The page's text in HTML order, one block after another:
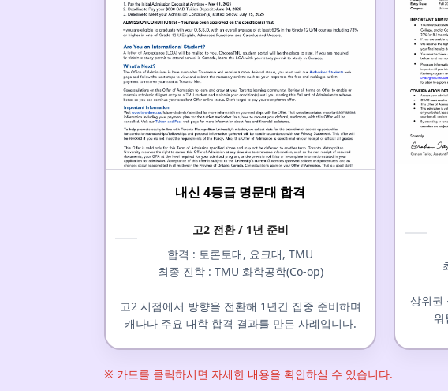
내신 4등급 명문대 합격
고2 전환 / 1년 준비
합격 : 토론토대, 요크대, TMU
최종 진학 : TMU 화학공학(Co-op)
고2 시점에서 방향을 전환해 1년간 집중 준비하며
캐나다 주요 대학 합격 결과를 만든 사례입니다.
상위권
워
※ 카드를 클릭하시면 자세한 내용을 확인하실 수 있습니다.